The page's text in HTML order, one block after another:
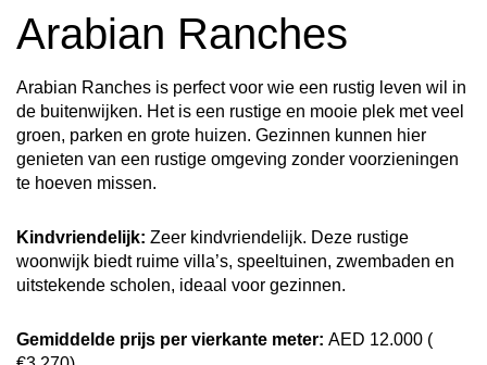
Arabian Ranches
Arabian Ranches is perfect voor wie een rustig leven wil in
de buitenwijken. Het is een rustige en mooie plek met veel
groen, parken en grote huizen. Gezinnen kunnen hier
genieten van een rustige omgeving zonder voorzieningen
te hoeven missen.
Kindvriendelijk: Zeer kindvriendelijk. Deze rustige
woonwijk biedt ruime villa’s, speeltuinen, zwembaden en
uitstekende scholen, ideaal voor gezinnen.
Gemiddelde prijs per vierkante meter: AED 12.000 (